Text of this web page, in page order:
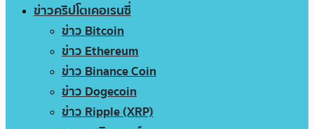
ข่าวคริปโตเคอเรนซี่
ข่าว Bitcoin
ข่าว Ethereum
ข่าว Binance Coin
ข่าว Dogecoin
ข่าว Ripple (XRP)